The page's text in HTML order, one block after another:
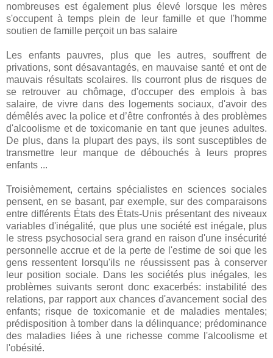
nombreuses est également plus élevé lorsque les mères
s'occupent à temps plein de leur famille et que l'homme
soutien de famille perçoit un bas salaire
Les enfants pauvres, plus que les autres, souffrent de
privations, sont désavantagés, en mauvaise santé et ont de
mauvais résultats scolaires. Ils courront plus de risques de
se retrouver au chômage, d'occuper des emplois à bas
salaire, de vivre dans des logements sociaux, d'avoir des
démêlés avec la police et d’être confrontés à des problèmes
d'alcoolisme et de toxicomanie en tant que jeunes adultes.
De plus, dans la plupart des pays, ils sont susceptibles de
transmettre leur manque de débouchés à leurs propres
enfants ...
Troisièmement, certains spécialistes en sciences sociales
pensent, en se basant, par exemple, sur des comparaisons
entre différents États des États-Unis présentant des niveaux
variables d'inégalité, que plus une société est inégale, plus
le stress psychosocial sera grand en raison d'une insécurité
personnelle accrue et de la perte de l'estime de soi que les
gens ressentent lorsqu'ils ne réussissent pas à conserver
leur position sociale. Dans les sociétés plus inégales, les
problèmes suivants seront donc exacerbés: instabilité des
relations, par rapport aux chances d'avancement social des
enfants; risque de toxicomanie et de maladies mentales;
prédisposition à tomber dans la délinquance; prédominance
des maladies liées à une richesse comme l'alcoolisme et
l'obésité.